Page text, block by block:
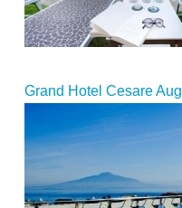
Grand Hotel Cesare